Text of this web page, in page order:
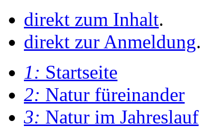
direkt zum Inhalt.
direkt zur Anmeldung.
1: Startseite
2: Natur füreinander
3: Natur im Jahreslauf